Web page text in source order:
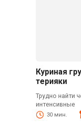
Куриная
терияки
Трудно найти
интенсивные
30 мин.